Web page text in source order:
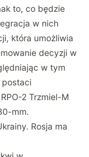
to, co będzie
w nich
która umożliwia
decyzji w
w tym
2 Trzmiel-M
mm.
Rosja ma